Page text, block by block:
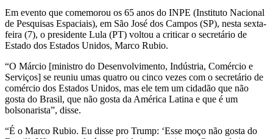
Em evento que comemorou os 65 anos do INPE (Instituto Nacional
de Pesquisas Espaciais), em São José dos Campos (SP), nesta sexta-
feira (7), o presidente Lula (PT) voltou a criticar o secretário de
Estado dos Estados Unidos, Marco Rubio.
“O Márcio [ministro do Desenvolvimento, Indústria, Comércio e
Serviços] se reuniu umas quatro ou cinco vezes com o secretário de
comércio dos Estados Unidos, mas ele tem um cidadão que não
gosta do Brasil, que não gosta da América Latina e que é um
bolsonarista”, disse.
“É o Marco Rubio. Eu disse pro Trump: ‘Esse moço não gosta do